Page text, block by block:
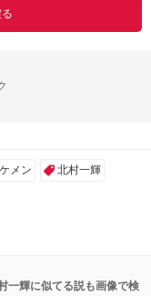
メン 北村一輝
一輝に似てる説も画像で検